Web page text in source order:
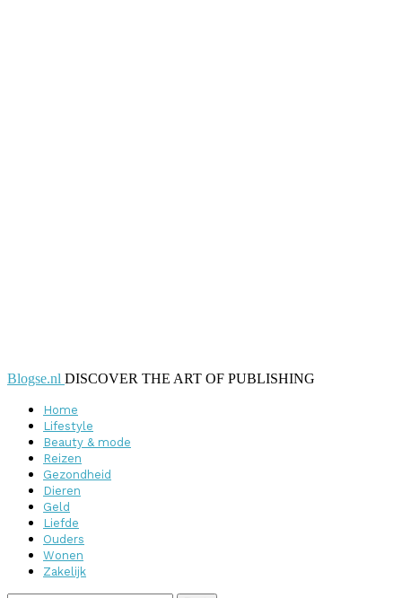
Blogse.nl DISCOVER THE ART OF PUBLISHING
Home
Lifestyle
Beauty & mode
Reizen
Gezondheid
Dieren
Geld
Liefde
Ouders
Wonen
Zakelijk